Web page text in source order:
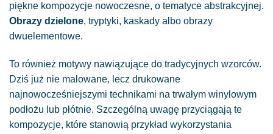
piękne kompozycje nowoczesne, o tematyce abstrakcyjnej.
Obrazy dzielone, tryptyki, kaskady albo obrazy
dwuelementowe.
To również motywy nawiązujące do tradycyjnych wzorców.
Dziś już nie malowane, lecz drukowane
najnowocześniejszymi technikami na trwałym winylowym
podłożu lub płótnie. Szczególną uwagę przyciągają te
kompozycje, które stanowią przykład wykorzystania